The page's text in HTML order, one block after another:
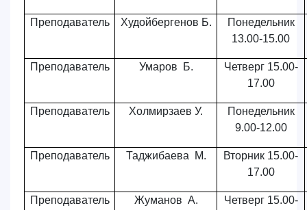
Преподаватель Худойбергенов Б.
Понедельник
13.00-15.00
Преподаватель Умаров Б.
Четверг 15.00-
17.00
Преподаватель Холмирзаев У.
Понедельник
9.00-12.00
Преподаватель Таджибаева М.
Вторник 15.00-
17.00
Преподаватель Жуманов А.
Четверг 15.00-